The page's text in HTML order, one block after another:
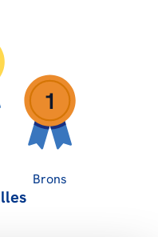
1
Brons